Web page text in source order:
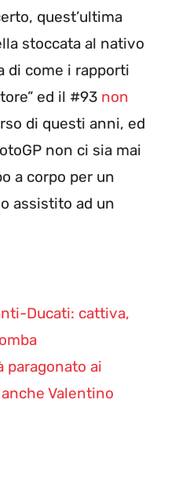
quest’ultima
stoccata al nativo
di come i rapporti
ed il #93 non
di questi anni, ed
non ci sia mai
a corpo per un
assistito ad un
Ducati: cattiva,
paragonato ai
Valentino